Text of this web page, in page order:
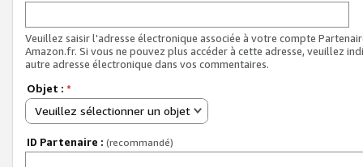
Veuillez saisir l'adresse électronique associée à votre compte
Amazon.fr. Si vous ne pouvez plus accéder à cette adresse, veuillez
autre adresse électronique dans vos commentaires.
Objet : *
Veuillez sélectionner un objet
ID Partenaire : (recommandé)